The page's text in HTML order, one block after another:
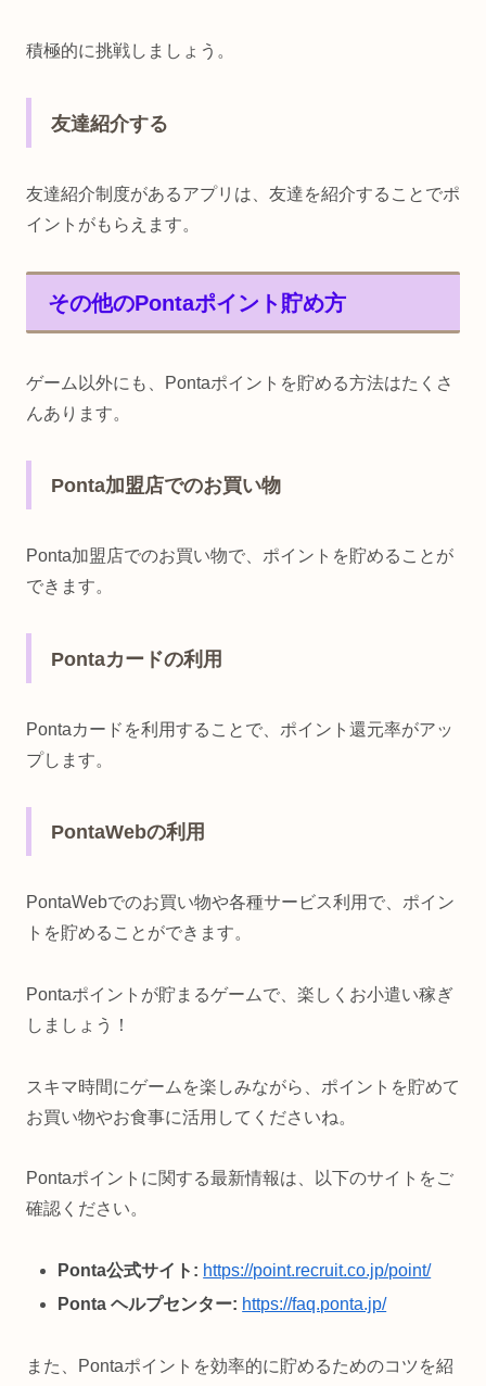
積極的に挑戦しましょう。
友達紹介する
友達紹介制度があるアプリは、友達を紹介することでポ
イントがもらえます。
その他のPontaポイント貯め方
ゲーム以外にも、Pontaポイントを貯める方法はたくさ
んあります。
Ponta加盟店でのお買い物
Ponta加盟店でのお買い物で、ポイントを貯めることが
できます。
Pontaカードの利用
Pontaカードを利用することで、ポイント還元率がアッ
プします。
PontaWebの利用
PontaWebでのお買い物や各種サービス利用で、ポイン
トを貯めることができます。
Pontaポイントが貯まるゲームで、楽しくお小遣い稼ぎ
しましょう！
スキマ時間にゲームを楽しみながら、ポイントを貯めて
お買い物やお食事に活用してくださいね。
Pontaポイントに関する最新情報は、以下のサイトをご
確認ください。
Ponta公式サイト: https://point.recruit.co.jp/point/
Ponta ヘルプセンター: https://faq.ponta.jp/
また、Pontaポイントを効率的に貯めるためのコツを紹